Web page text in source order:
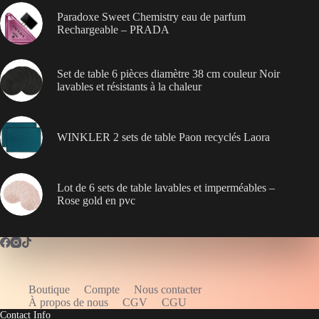
Paradoxe Sweet Chemistry eau de parfum
Rechargeable – PRADA
Set de table 6 pièces diamètre 38 cm couleur Noir
lavables et résistants à la chaleur
WINKLER 2 sets de table Paon recyclés Laora
Lot de 6 sets de table lavables et imperméables –
Rose gold en pvc
Boutique Compte
Nous contacter
À propos de nous
CGV CGU
Contact Info
WELCOME5